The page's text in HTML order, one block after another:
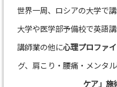
世界一周、ロシアの大学で
大学や医学部予備校で英語
講師業の他に心理プロファ
グ、肩こり・腰痛・メンタ
ケア」施